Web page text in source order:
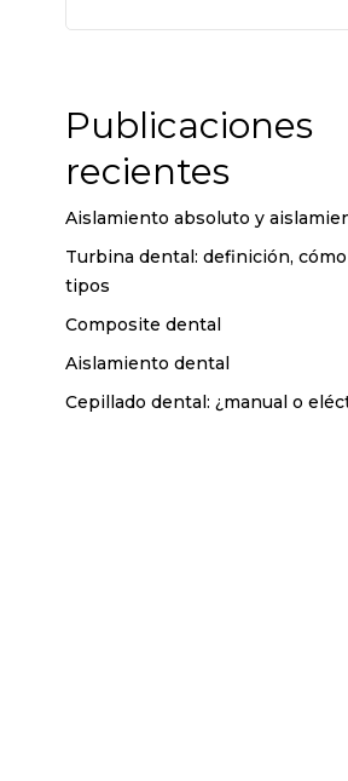
Publicaciones
recientes
Aislamiento absoluto y
Turbina dental: definición,
tipos
Composite dental
Aislamiento dental
Cepillado dental: ¿manual o